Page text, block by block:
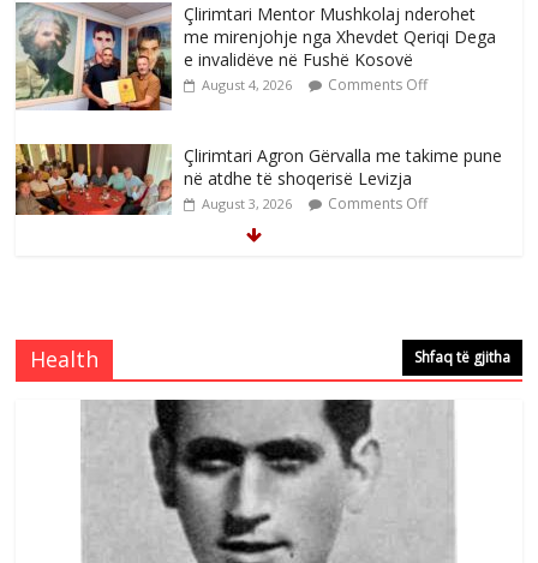
Çlirimtari Mentor Mushkolaj nderohet
me mirenjohje nga Xhevdet Qeriqi Dega
e invalidëve në Fushë Kosovë
August 4, 2026 Comments Off
Çlirimtari Agron Gërvalla me takime pune
në atdhe të shoqerisë Levizja
August 3, 2026 Comments Off
Comments Off
S’mbaj inat me asnjëri -Ganimete Jakupi
poete e respektuar
August 3, 2026 Comments Off
Health Shfaq të gjitha